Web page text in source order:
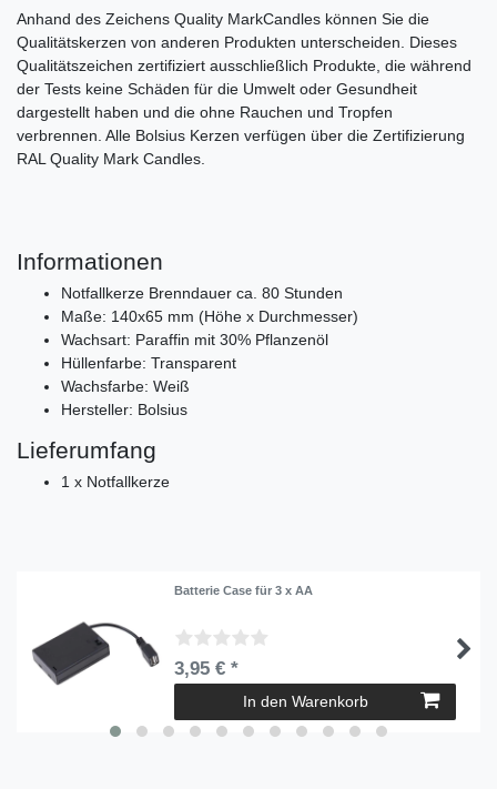
Anhand des Zeichens Quality MarkCandles können Sie die
Qualitätskerzen von anderen Produkten unterscheiden. Dieses
Qualitätszeichen zertifiziert ausschließlich Produkte, die während
der Tests keine Schäden für die Umwelt oder Gesundheit
dargestellt haben und die ohne Rauchen und Tropfen
verbrennen. Alle Bolsius Kerzen verfügen über die Zertifizierung
RAL Quality Mark Candles.
Informationen
Notfallkerze Brenndauer ca. 80 Stunden
Maße: 140x65 mm (Höhe x Durchmesser)
Wachsart: Paraffin mit 30% Pflanzenöl
Hüllenfarbe: Transparent
Wachsfarbe: Weiß
Hersteller: Bolsius
Lieferumfang
1 x Notfallkerze
Batterie Case für 3 x AA
3,95 € *
In den Warenkorb